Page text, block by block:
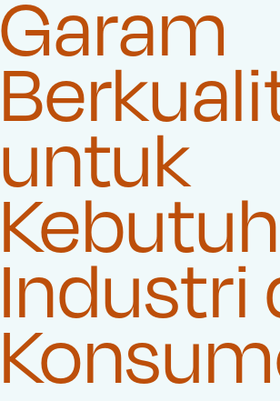
Garam
untuk
Industri